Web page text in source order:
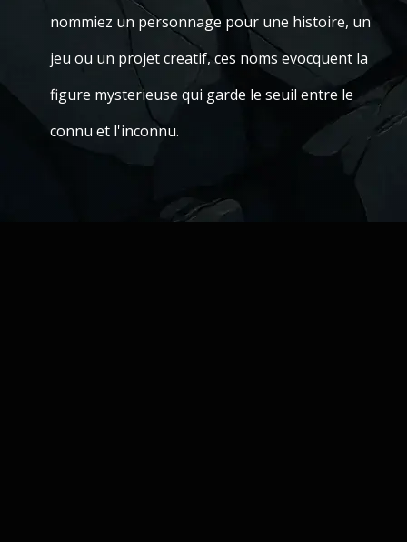
nommiez un personnage pour une histoire, un
jeu ou un projet creatif, ces noms evocquent la
figure mysterieuse qui garde le seuil entre le
connu et l'inconnu.